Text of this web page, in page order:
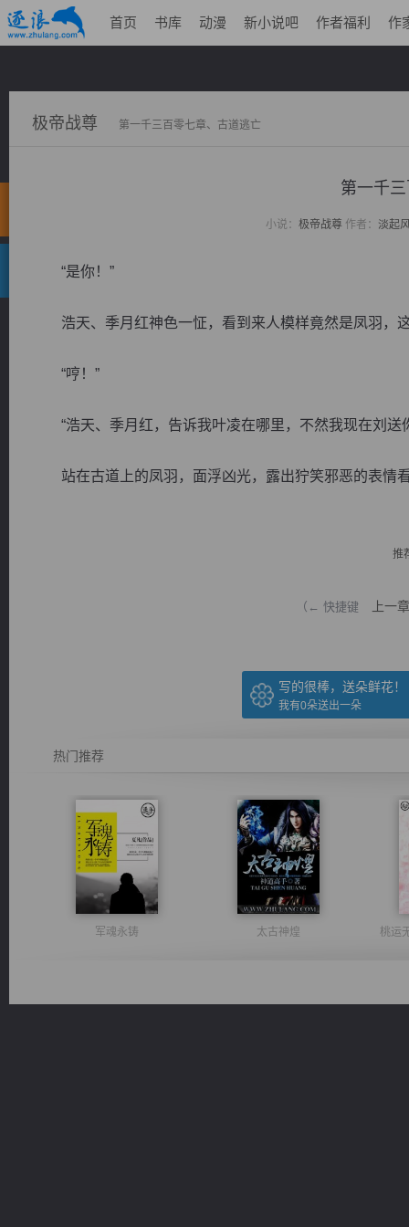
首页 书库 动漫 新小说吧 作者福利 作
极帝战尊 第一千三百零七章、古道逃亡
第一千
小说： 极帝战尊作者： 淡起
“是你！”
浩天、季月红神色一怔，看到来人模样竟然是凤羽，
“哼！”
“浩天、季月红，告诉我叶凌在哪里，不然我现在刘送
站在古道上的凤羽，面浮凶光，露出狞笑邪恶的表情
推
（← 快捷键 上一章
写的很棒，送朵鲜花！
我有0朵送出一朵
热门推荐
军魂永铸 太古神煌 桃运